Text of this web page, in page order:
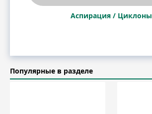
Аспирация / Циклоны
Популярные в разделе